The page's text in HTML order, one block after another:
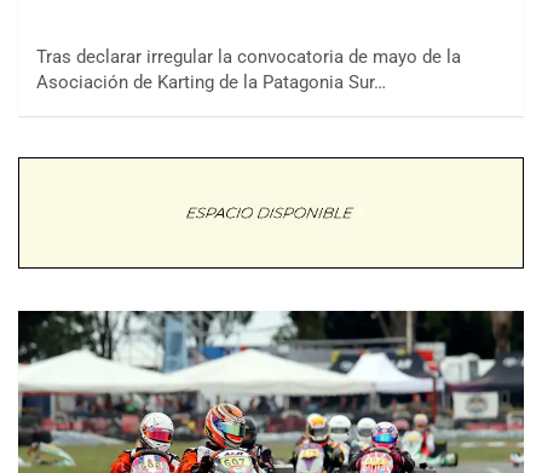
Tras declarar irregular la convocatoria de mayo de la
Asociación de Karting de la Patagonia Sur…